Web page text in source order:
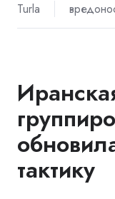
Turla
тактику